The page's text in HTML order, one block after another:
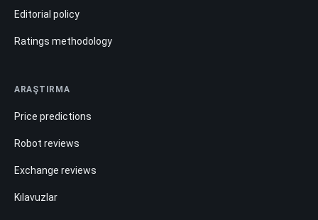
Editorial policy
Ratings methodology
ARAŞTIRMA
Price predictions
Robot reviews
Exchange reviews
Kılavuzlar